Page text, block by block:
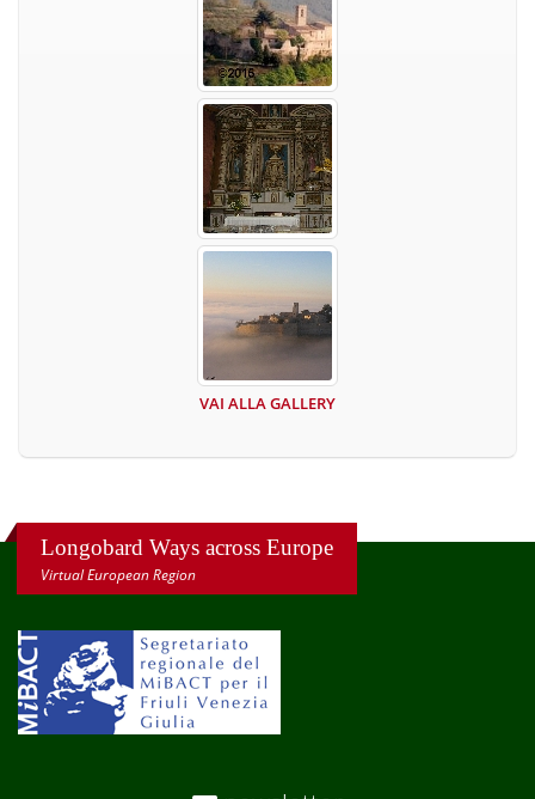
VAI ALLA GALLERY
Longobard Ways across Europe
Virtual European Region